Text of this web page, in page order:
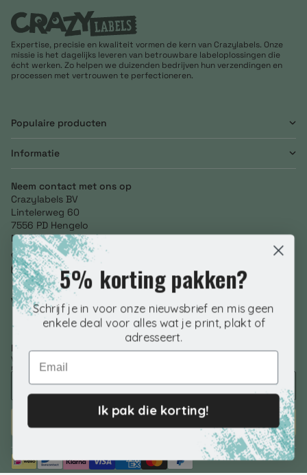
Expertise, precisie en kwaliteit vormen de kern van Crazylabels. Onze
missie is het dagelijks leveren van betrouwbare labeloplossingen die
écht werken. Zo helpen we duizenden bedrijven hun verzendingen en
processen met vertrouwen te perfectioneren.
Populaire producten
Informatie
Neem contact met ons op
Crazylabels BV
Lintelerweg 60
7556 PD Hengelo
Netherlands
+31 (0) 85 246 3634
info@crazylabels.nl
NL860793278B01
Volg ons
Nieuwsbrief aanmelden
Voer je e-mailadres in om speciale aanbiedingen, exclusieve kortingen en
nog veel meer te ontvangen!
ABONNEREN
5% korting pakken?
Schrijf je in voor onze nieuwsbrief en mis geen
enkele deal voor alles wat je print, plakt of
adresseert.
Email
Ik pak die korting!